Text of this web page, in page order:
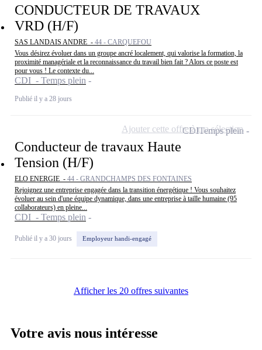
CONDUCTEUR DE TRAVAUX
VRD (H/F)
SAS LANDAIS ANDRE - 44 - CARQUEFOU
Vous désirez évoluer dans un groupe ancré localement, qui valorise la formation, la
proximité managériale et la reconnaissance du travail bien fait ? Alors ce poste est
pour vous ! Le contexte du...
CDI - Temps plein
Publié il y a 28 jours
Conducteur de travaux Haute
Tension (H/F)
ELO ENERGIE - 44 - GRANDCHAMPS DES FONTAINES
Rejoignez une entreprise engagée dans la transition énergétique ! Vous souhaitez
évoluer au sein d'une équipe dynamique, dans une entreprise à taille humaine (95
collaborateurs) en pleine...
CDI - Temps plein
Publié il y a 30 jours Employeur handi-engagé
CDITemps plein
Ajouter cette offre à ma sélection
Afficher les 20 offres suivantes
Votre avis nous intéresse